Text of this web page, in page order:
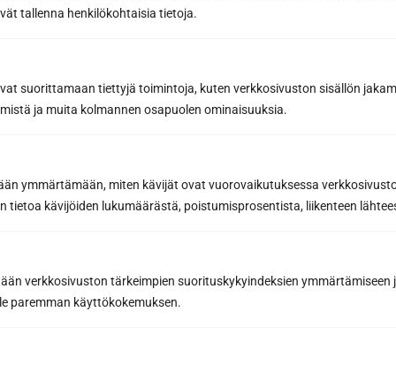
tallenna henkilökohtaisia tietoja.
suorittamaan tiettyjä toimintoja, kuten verkkosivuston sisällön
ja muita kolmannen osapuolen ominaisuuksia.
ymmärtämään, miten kävijät ovat vuorovaikutuksessa
tietoa kävijöiden lukumäärästä, poistumisprosentista, liikenteen
verkkosivuston tärkeimpien suorituskykyindeksien ymmärtämiseen
paremman käyttökokemuksen.
Request a quote
personal data in accordance with
our Privacy Policy.
design software?